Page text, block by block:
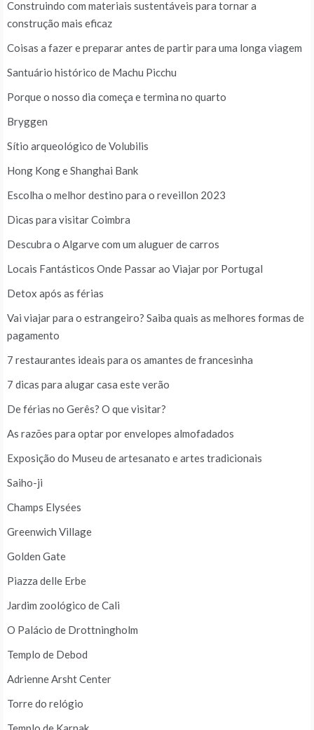
Construindo com materiais sustentáveis para tornar a
construção mais eficaz
Coisas a fazer e preparar antes de partir para uma longa viagem
Santuário histórico de Machu Picchu
Porque o nosso dia começa e termina no quarto
Bryggen
Sítio arqueológico de Volubilis
Hong Kong e Shanghai Bank
Escolha o melhor destino para o reveillon 2023
Dicas para visitar Coimbra
Descubra o Algarve com um aluguer de carros
Locais Fantásticos Onde Passar ao Viajar por Portugal
Detox após as férias
Vai viajar para o estrangeiro? Saiba quais as melhores formas de
pagamento
7 restaurantes ideais para os amantes de francesinha
7 dicas para alugar casa este verão
De férias no Gerês? O que visitar?
As razões para optar por envelopes almofadados
Exposição do Museu de artesanato e artes tradicionais
Saiho-ji
Champs Elysées
Greenwich Village
Golden Gate
Piazza delle Erbe
Jardim zoológico de Cali
O Palácio de Drottningholm
Templo de Debod
Adrienne Arsht Center
Torre do relógio